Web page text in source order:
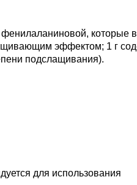
которые в
эффектом; 1 г
подслащивания).
для использования